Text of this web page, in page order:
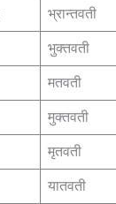
भ्रान्तवती
भुक्तवती
मतवती
मुक्तवती
मृतवती
यातवती